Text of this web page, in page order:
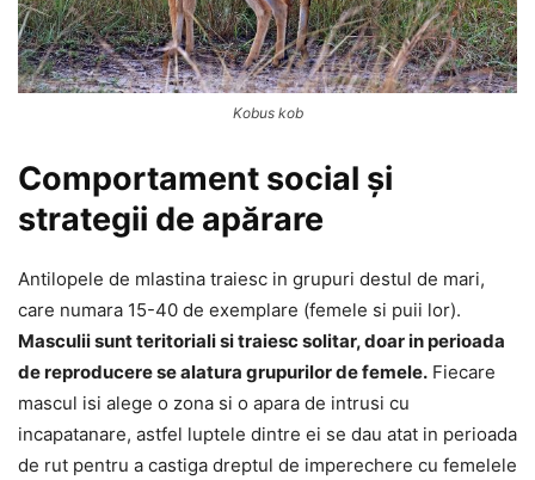
Kobus kob
Comportament social și
strategii de apărare
Antilopele de mlastina traiesc in grupuri destul de mari,
care numara 15-40 de exemplare (femele si puii lor).
Masculii sunt teritoriali si traiesc solitar, doar in perioada
de reproducere se alatura grupurilor de femele. Fiecare
mascul isi alege o zona si o apara de intrusi cu
incapatanare, astfel luptele dintre ei se dau atat in perioada
de rut pentru a castiga dreptul de imperechere cu femelele